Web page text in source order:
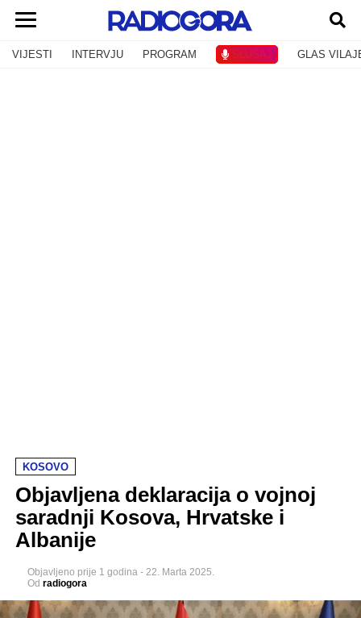
VIJESTI INTERVJU PROGRAM SLUŠAJ GLAS
KOSOVO
Objavljena deklaracija o vojnoj
saradnji Kosova, Hrvatske i
Albanije
Objavljeno prije 1 godina - 22. Marta 2025.
Od radiogora